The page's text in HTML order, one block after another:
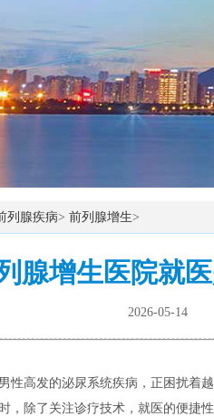
列腺疾病> 前列腺增生>
腺增生医院就
2026-05-14
性高发的泌尿系统疾病，正困扰着
，除了关注诊疗技术，就医的便捷